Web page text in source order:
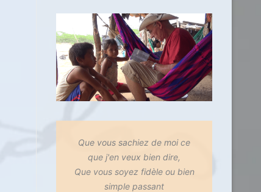
Que vous sachiez de moi ce
que j'en veux bien dire,
Que vous soyez fidèle ou bien
simple passant